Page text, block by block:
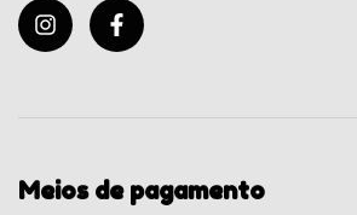
Meios de pagamento